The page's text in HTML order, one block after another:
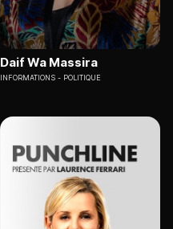
Daif Wa Massira
INFORMATIONS POLITIQUE